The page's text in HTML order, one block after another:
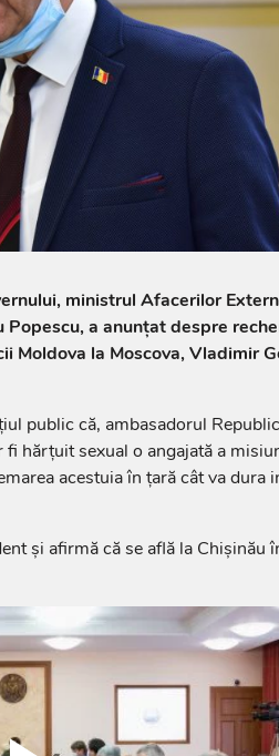
ministrul Afacerilor
Popescu, a anunțat despre
Moldova la Moscova, Vladimir
public că, ambasadorul
hărțuit sexual o angajată a
acestuia în țară cât va dura
și afirmă că se află la Chișinău